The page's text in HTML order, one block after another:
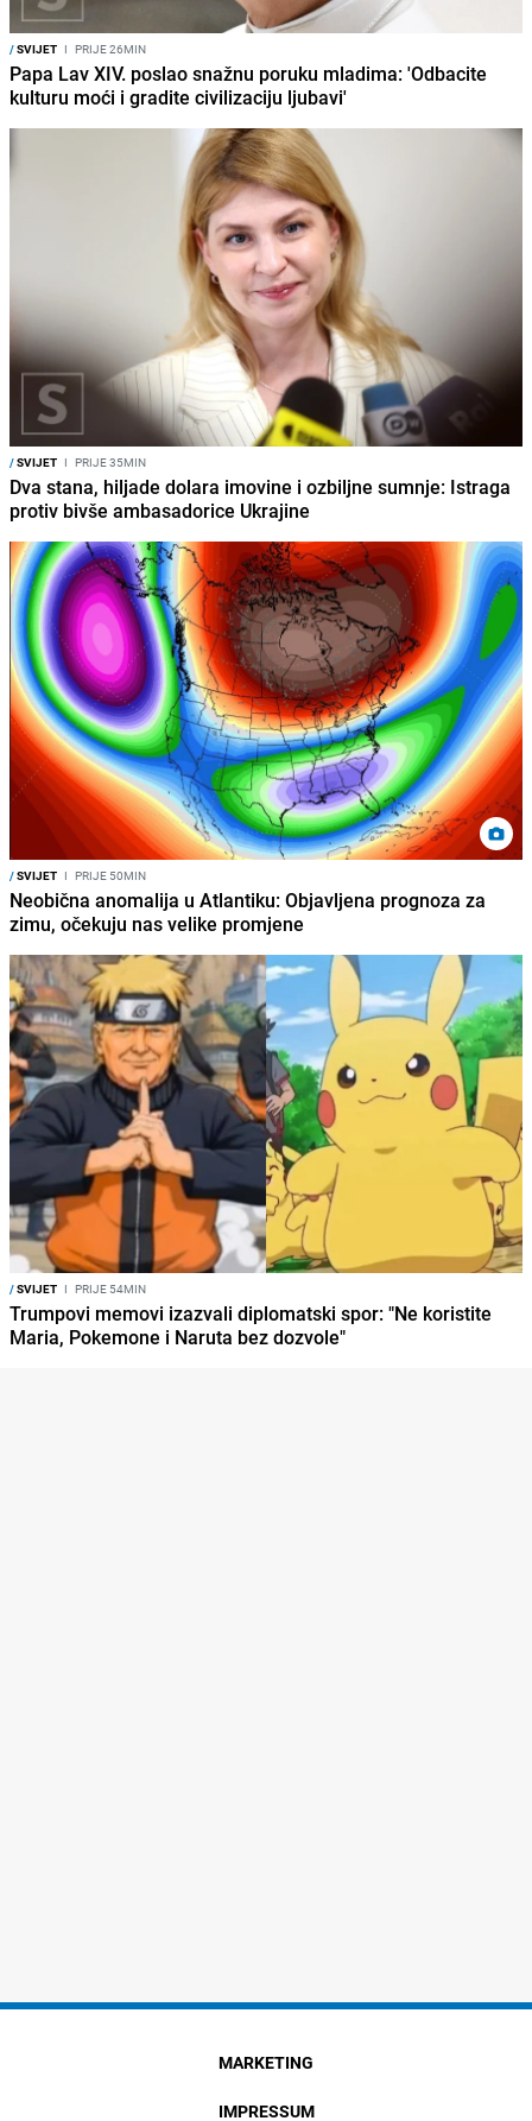
/SVIJET I PRIJE 26MIN
Papa Lav XIV. poslao snažnu poruku mladima: 'Odbacite
kulturu moći i gradite civilizaciju ljubavi'
/SVIJET I PRIJE 35MIN
Dva stana, hiljade dolara imovine i ozbiljne sumnje: Istraga
protiv bivše ambasadorice Ukrajine
/SVIJET I PRIJE 50MIN
Neobična anomalija u Atlantiku: Objavljena prognoza za
zimu, očekuju nas velike promjene
/SVIJET I PRIJE 54MIN
Trumpovi memovi izazvali diplomatski spor: "Ne koristite
Maria, Pokemone i Naruta bez dozvole"
MARKETING
IMPRESSUM